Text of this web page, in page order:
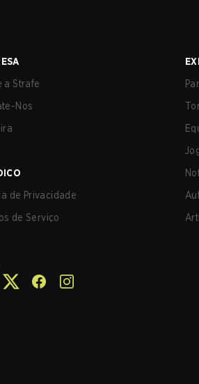
a Strafe
Nos
de Privacidade
de Serviço